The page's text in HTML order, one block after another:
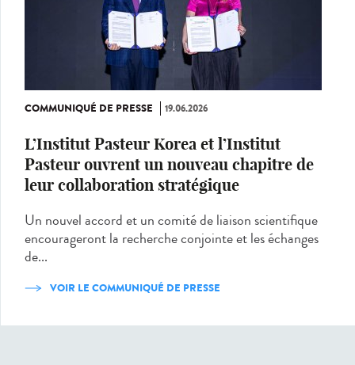
COMMUNIQUÉ DE PRESSE 19.06.2026
L’Institut Pasteur Korea et l’Institut
Pasteur ouvrent un nouveau chapitre de
leur collaboration stratégique
Un nouvel accord et un comité de liaison scientifique
encourageront la recherche conjointe et les échanges
de...
VOIR LE COMMUNIQUÉ DE PRESSE